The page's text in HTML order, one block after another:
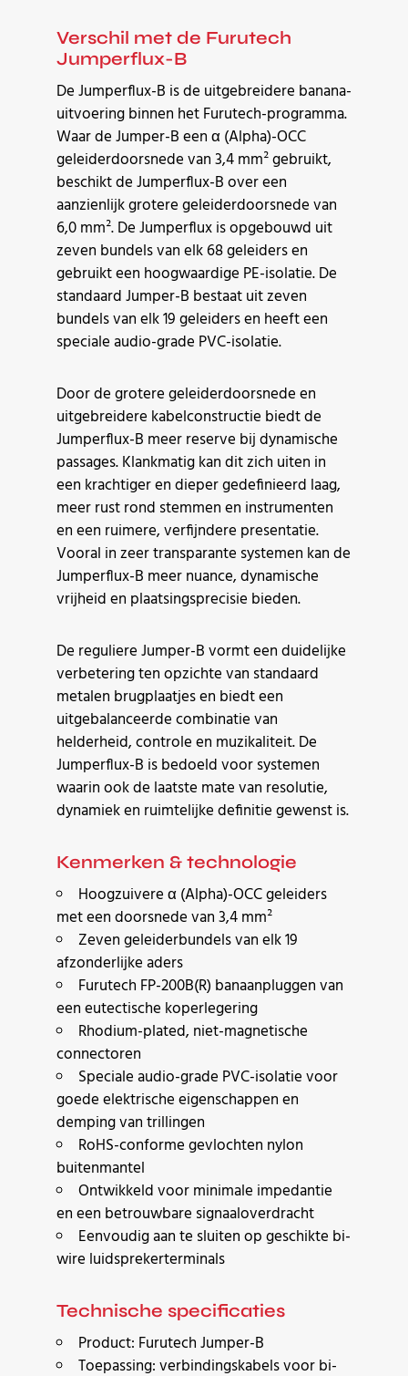
Verschil met de Furutech
Jumperflux-B
De Jumperflux-B is de uitgebreidere banana-
uitvoering binnen het Furutech-programma.
Waar de Jumper-B een α (Alpha)-OCC
geleiderdoorsnede van 3,4 mm² gebruikt,
beschikt de Jumperflux-B over een
aanzienlijk grotere geleiderdoorsnede van
6,0 mm². De Jumperflux is opgebouwd uit
zeven bundels van elk 68 geleiders en
gebruikt een hoogwaardige PE-isolatie. De
standaard Jumper-B bestaat uit zeven
bundels van elk 19 geleiders en heeft een
speciale audio-grade PVC-isolatie.
Door de grotere geleiderdoorsnede en
uitgebreidere kabelconstructie biedt de
Jumperflux-B meer reserve bij dynamische
passages. Klankmatig kan dit zich uiten in
een krachtiger en dieper gedefinieerd laag,
meer rust rond stemmen en instrumenten
en een ruimere, verfijndere presentatie.
Vooral in zeer transparante systemen kan de
Jumperflux-B meer nuance, dynamische
vrijheid en plaatsingsprecisie bieden.
De reguliere Jumper-B vormt een duidelijke
verbetering ten opzichte van standaard
metalen brugplaatjes en biedt een
uitgebalanceerde combinatie van
helderheid, controle en muzikaliteit. De
Jumperflux-B is bedoeld voor systemen
waarin ook de laatste mate van resolutie,
dynamiek en ruimtelijke definitie gewenst is.
Kenmerken & technologie
Hoogzuivere α (Alpha)-OCC geleiders
met een doorsnede van 3,4 mm²
Zeven geleiderbundels van elk 19
afzonderlijke aders
Furutech FP-200B(R) banaanpluggen van
een eutectische koperlegering
Rhodium-plated, niet-magnetische
connectoren
Speciale audio-grade PVC-isolatie voor
goede elektrische eigenschappen en
demping van trillingen
RoHS-conforme gevlochten nylon
buitenmantel
Ontwikkeld voor minimale impedantie
en een betrouwbare signaaloverdracht
Eenvoudig aan te sluiten op geschikte bi-
wire luidsprekerterminals
Technische specificaties
Product: Furutech Jumper-B
Toepassing: verbindingskabels voor bi-